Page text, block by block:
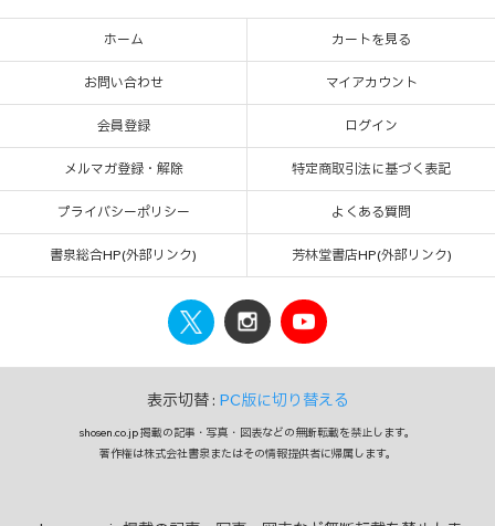
ホーム カートを見る
お問い合わせ マイアカウント
会員登録 ログイン
メルマガ登録・解除 特定商取引法に基づく表記
プライバシーポリシー よくある質問
書泉総合HP(外部リンク) 芳林堂書店HP(外部リンク)
表示切替 : PC版に切り替える
shosen.co.jp 掲載の記事・写真・図表などの無断転載を禁止します。
著作権は株式会社書泉またはその情報提供者に帰属します。